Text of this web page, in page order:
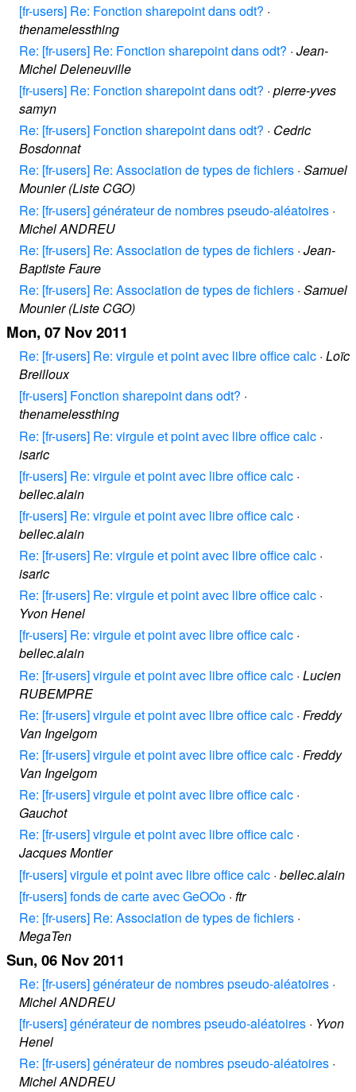
[fr-users] Re: Fonction sharepoint dans odt? ·
thenamelessthing
Re: [fr-users] Re: Fonction sharepoint dans odt? · Jean-
Michel Deleneuville
[fr-users] Re: Fonction sharepoint dans odt? · pierre-yves
samyn
Re: [fr-users] Fonction sharepoint dans odt? · Cedric
Bosdonnat
Re: [fr-users] Re: Association de types de fichiers · Samuel
Mounier (Liste CGO)
Re: [fr-users] générateur de nombres pseudo-aléatoires ·
Michel ANDREU
Re: [fr-users] Re: Association de types de fichiers · Jean-
Baptiste Faure
Re: [fr-users] Re: Association de types de fichiers · Samuel
Mounier (Liste CGO)
Mon, 07 Nov 2011
Re: [fr-users] Re: virgule et point avec libre office calc · Loïc
Breilloux
[fr-users] Fonction sharepoint dans odt? ·
thenamelessthing
Re: [fr-users] Re: virgule et point avec libre office calc ·
isaric
[fr-users] Re: virgule et point avec libre office calc ·
bellec.alain
[fr-users] Re: virgule et point avec libre office calc ·
bellec.alain
Re: [fr-users] Re: virgule et point avec libre office calc ·
isaric
Re: [fr-users] Re: virgule et point avec libre office calc ·
Yvon Henel
[fr-users] Re: virgule et point avec libre office calc ·
bellec.alain
Re: [fr-users] virgule et point avec libre office calc · Lucien
RUBEMPRE
Re: [fr-users] virgule et point avec libre office calc · Freddy
Van Ingelgom
Re: [fr-users] virgule et point avec libre office calc · Freddy
Van Ingelgom
Re: [fr-users] virgule et point avec libre office calc ·
Gauchot
Re: [fr-users] virgule et point avec libre office calc ·
Jacques Montier
[fr-users] virgule et point avec libre office calc · bellec.alain
[fr-users] fonds de carte avec GeOOo · ftr
Re: [fr-users] Re: Association de types de fichiers ·
MegaTen
Sun, 06 Nov 2011
Re: [fr-users] générateur de nombres pseudo-aléatoires ·
Michel ANDREU
[fr-users] générateur de nombres pseudo-aléatoires · Yvon
Henel
Re: [fr-users] générateur de nombres pseudo-aléatoires ·
Michel ANDREU